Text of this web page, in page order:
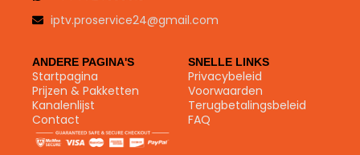
iptv.proservice24@gmail.com
ANDERE PAGINA'S
Startpagina
Prijzen & Pakketten
Kanalenlijst
Contact
SNELLE LINKS
Privacybeleid
Voorwaarden
Terugbetalingsbeleid
FAQ